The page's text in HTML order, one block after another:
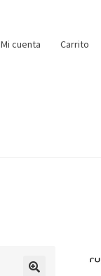
Mi cuenta Carrito